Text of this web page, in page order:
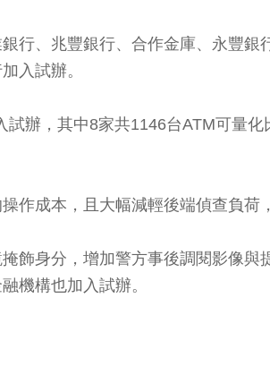
行、兆豐銀行、合作金庫、永豐
入試辦。
辦，其中8家共1146台ATM可量
作成本，且大幅減輕後端偵查負
飾身分，增加警方事後調閱影像
機構也加入試辦。